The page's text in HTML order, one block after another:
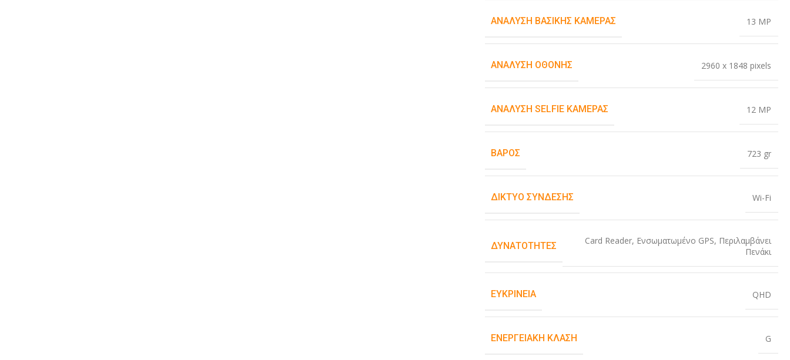
ΑΝΆΛΥΣΗ ΒΑΣΙΚΉΣ ΚΆΜΕΡΑΣ 13 MP
ΑΝΆΛΥΣΗ ΟΘΌΝΗΣ 2960 x 1848 pixels
ΑΝΆΛΥΣΗ SELFIE ΚΆΜΕΡΑΣ 12 MP
ΒΆΡΟΣ 723 gr
ΔΊΚΤΥΟ ΣΎΝΔΕΣΗΣ Wi-Fi
ΔΥΝΑΤΌΤΗΤΕΣ Card Reader, Ενσωματωμένο GPS, Περιλαμβάνει
Πενάκι
ΕΥΚΡΊΝΕΙΑ QHD
ΕΝΕΡΓΕΙΑΚΉ ΚΛΆΣΗ G